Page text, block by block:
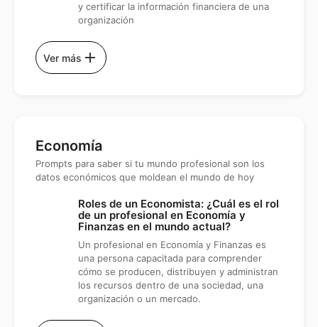
y certificar la información financiera de una
organización
Ver más add
Economía
Prompts para saber si tu mundo profesional son los
datos económicos que moldean el mundo de hoy
Roles de un Economista: ¿Cuál es el rol
de un profesional en Economía y
Finanzas en el mundo actual?
Un profesional en Economía y Finanzas es
una persona capacitada para comprender
cómo se producen, distribuyen y administran
los recursos dentro de una sociedad, una
organización o un mercado.